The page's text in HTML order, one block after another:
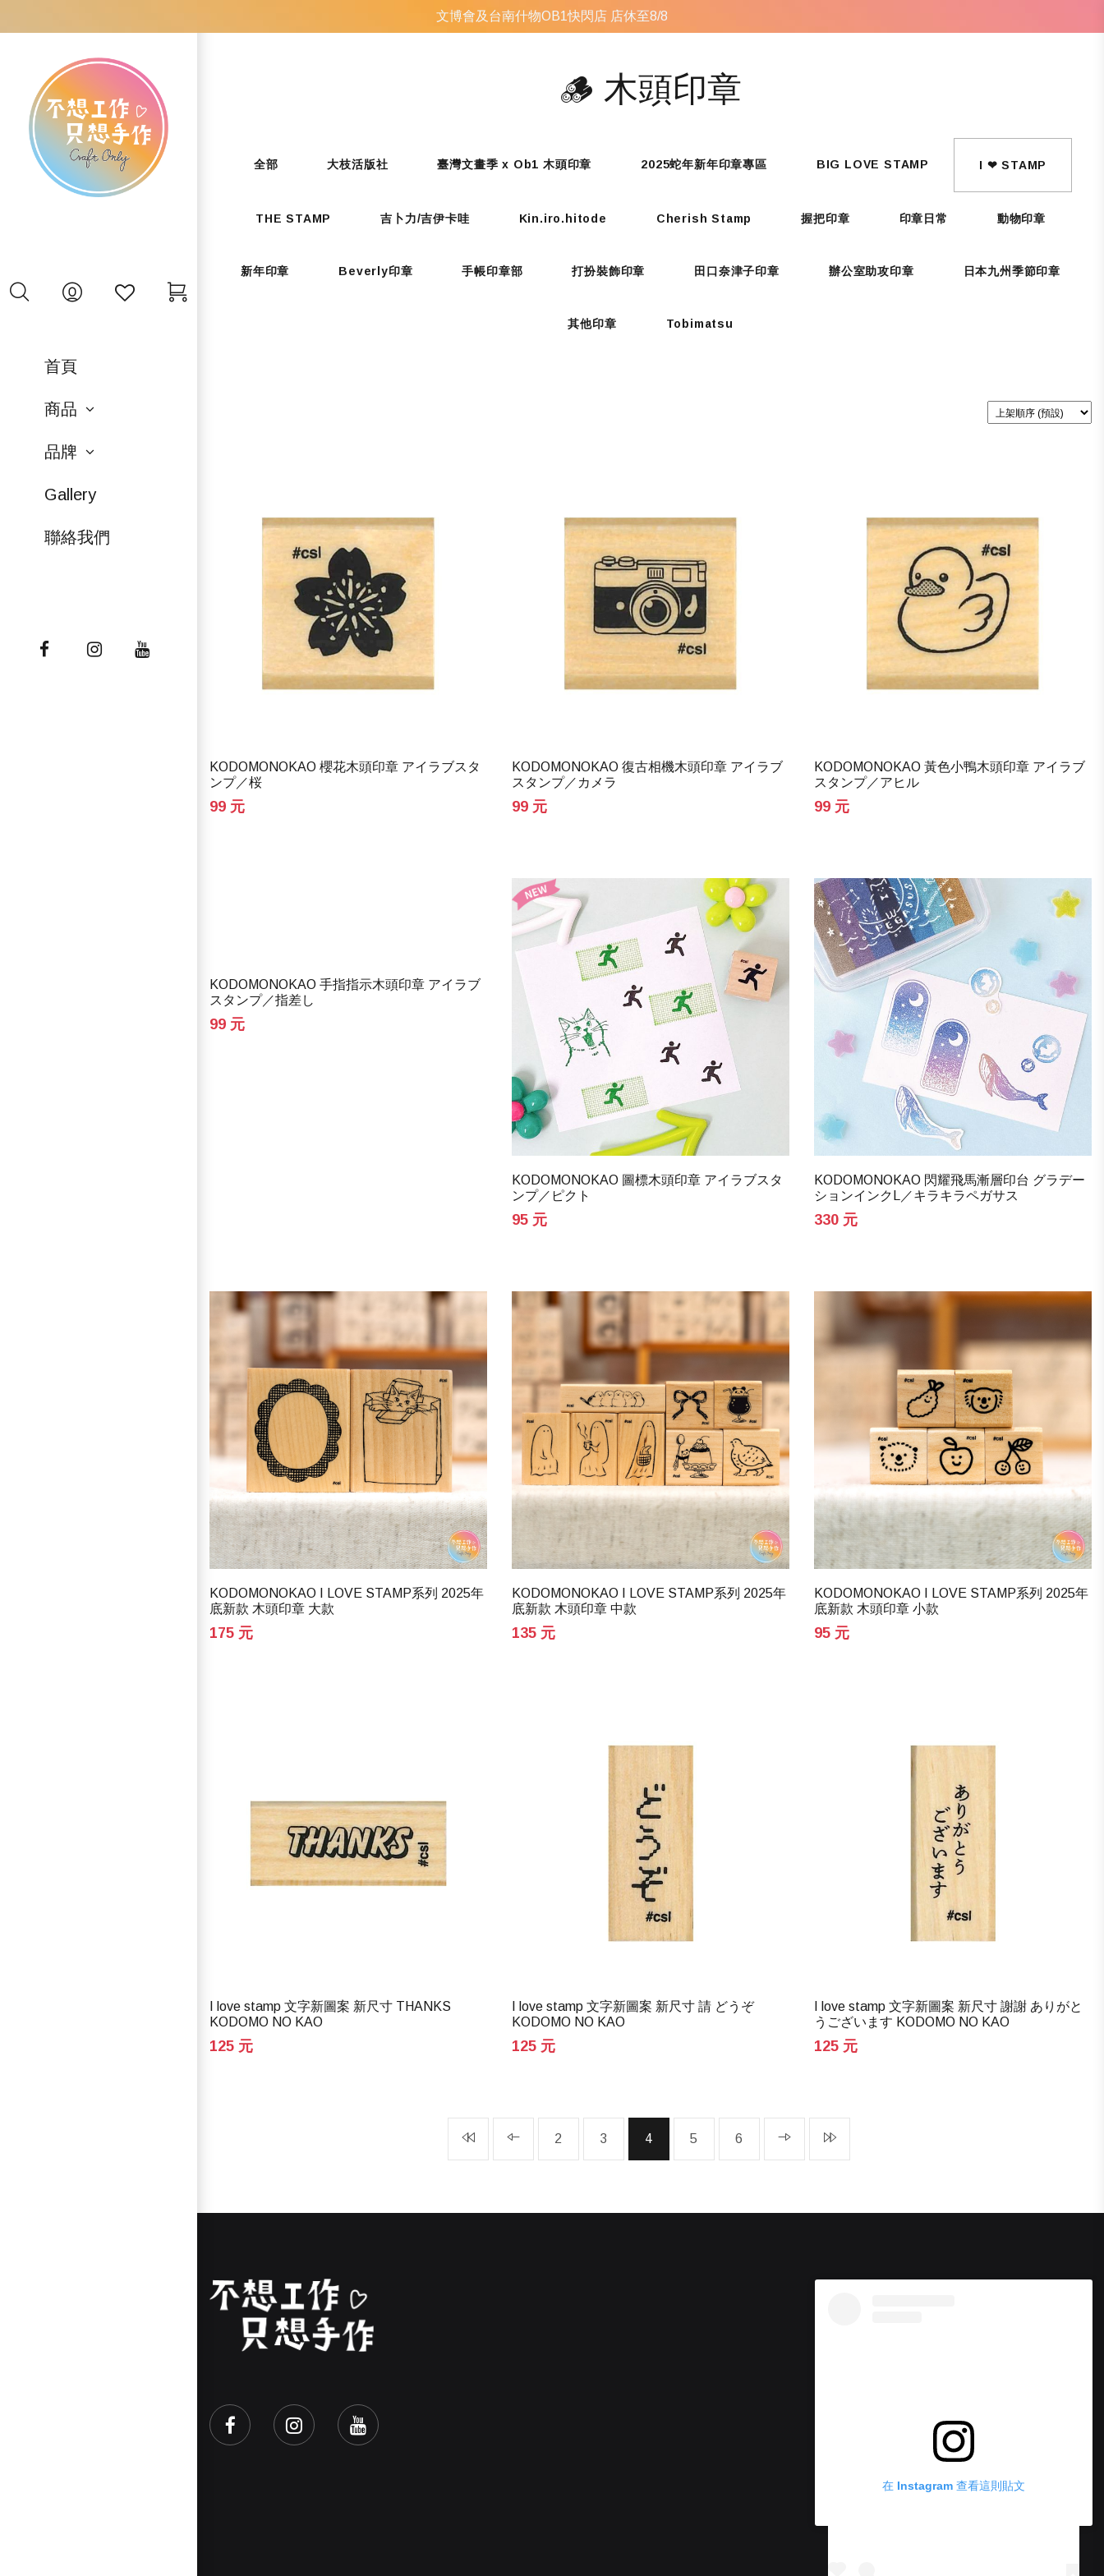
文博會及台南什物OB1快閃店 店休至8/8
首頁
商品
品牌
Gallery
聯絡我們
🪵 木頭印章
全部 大枝活版社 臺灣文畫季 x Ob1 木頭印章 2025蛇年新年印章專區 BIG LOVE STAMP I ❤ STAMP
THE STAMP 吉卜力/吉伊卡哇 Kin.iro.hitode Cherish Stamp 握把印章 印章日常 動物印章
新年印章 Beverly印章 手帳印章部 打扮裝飾印章 田口奈津子印章 辦公室助攻印章 日本九州季節印章
其他印章 Tobimatsu
KODOMONOKAO 櫻花木頭印章 アイラブスタ
ンプ／桜
99 元
KODOMONOKAO 復古相機木頭印章 アイラブ
スタンプ／カメラ
99 元
KODOMONOKAO 黃色小鴨木頭印章 アイラブ
スタンプ／アヒル
99 元
KODOMONOKAO 手指指示木頭印章 アイラブ
スタンプ／指差し
99 元
KODOMONOKAO 圖標木頭印章 アイラブスタ
ンプ／ピクト
95 元
KODOMONOKAO 閃耀飛馬漸層印台 グラデー
ションインクL／キラキラペガサス
330 元
KODOMONOKAO I LOVE STAMP系列 2025年
底新款 木頭印章 大款
175 元
KODOMONOKAO I LOVE STAMP系列 2025年
底新款 木頭印章 中款
135 元
KODOMONOKAO I LOVE STAMP系列 2025年
底新款 木頭印章 小款
95 元
I love stamp 文字新圖案 新尺寸 THANKS
KODOMO NO KAO
125 元
I love stamp 文字新圖案 新尺寸 請 どうぞ
KODOMO NO KAO
125 元
I love stamp 文字新圖案 新尺寸 謝謝 ありがと
うございます KODOMO NO KAO
125 元
2 3 4 5 6
在 Instagram 查看這則貼文